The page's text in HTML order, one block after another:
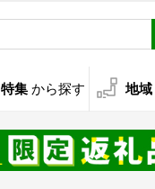
特集 から探す 地域